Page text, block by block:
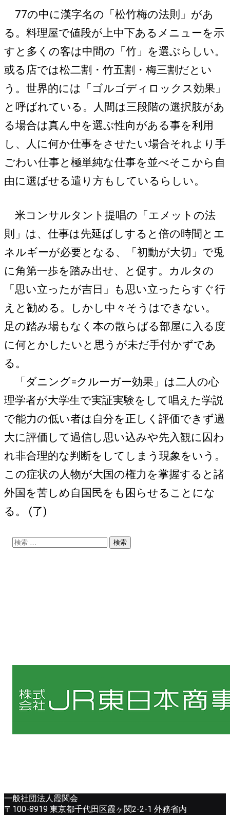
77の中に漢字名の「松竹梅の法則」があ
る。料理屋で値段が上中下あるメニューを示
すと多くの客は中間の「竹」を選ぶらしい。
或る店では松二割・竹五割・梅三割だとい
う。世界的には「ゴルゴディロックス効果」
と呼ばれている。人間は三段階の選択肢があ
る場合は真ん中を選ぶ性向がある事を利用
し、人に何か仕事をさせたい場合それより手
ごわい仕事と極単純な仕事を並べそこから自
由に選ばせる遣り方もしているらしい。
米コンサルタント提唱の「エメットの法
則」は、仕事は先延ばしすると倍の時間とエ
ネルギーが必要となる、「初動が大切」で兎
に角第一歩を踏み出せ、と促す。カルタの
「思い立ったが吉日」も思い立ったらすぐ行
えと勧める。しかし中々そうはできない。
足の踏み場もなく本の散らばる部屋に入る度
に何とかしたいと思うが未だ手付かずであ
る。
「ダニング=クルーガー効果」は二人の心
理学者が大学生で実証実験をして唱えた学説
で能力の低い者は自分を正しく評価できず過
大に評価して過信し思い込みや先入観に囚わ
れ非合理的な判断をしてしまう現象をいう。
この症状の人物が大国の権力を掌握すると諸
外国を苦しめ自国民をも困らせることにな
る。 (了)
検
一般社団法人霞関会
〒100-8919 東京都千代田区霞ヶ関2-2-1 外務省内